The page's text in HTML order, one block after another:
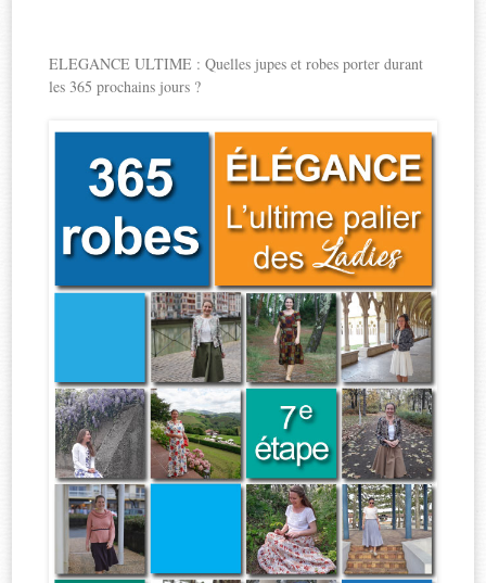
ELEGANCE ULTIME : Quelles jupes et robes porter durant
les 365 prochains jours ?